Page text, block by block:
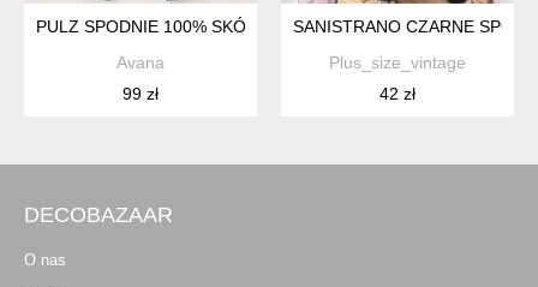
PULZ SPODNIE 100% SKÓRA
Avana
99 zł
SANISTRANO CZARNE
Plus_size_vintage
42 zł
DECOBAZAAR
O nas